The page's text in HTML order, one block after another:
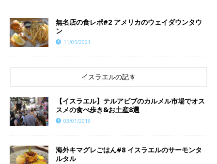
無名店の食レポ#2 アメリカのウェイダウンタウ
ン
11/05/2021
イスラエルの記事
【イスラエル】テルアビブのカルメル市場でオス
スメの食べ歩き&お土産8選
03/01/2018
海外キマグレごはん#8 イスラエルのサーモンタ
ルタル